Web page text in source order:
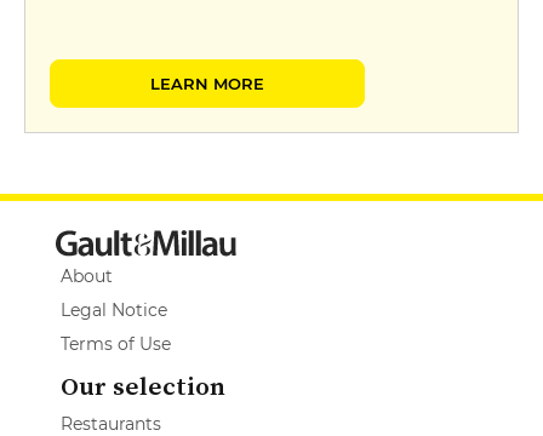
LEARN MORE
About
Legal Notice
Terms of Use
Our selection
Restaurants